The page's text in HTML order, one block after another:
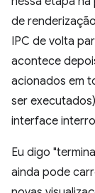
de
IPC de volta
acontece
acionados em
ser
interface
Eu digo
ainda pode